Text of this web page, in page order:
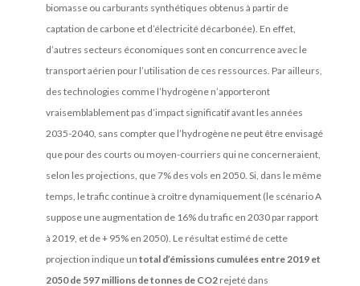
biomasse ou carburants synthétiques obtenus à partir de
captation de carbone et d’électricité décarbonée). En effet,
d’autres secteurs économiques sont en concurrence avec le
transport aérien pour l’utilisation de ces ressources. Par ailleurs,
des technologies comme l’hydrogène n’apporteront
vraisemblablement pas d’impact significatif avant les années
2035-2040, sans compter que l’hydrogène ne peut être envisagé
que pour des courts ou moyen-courriers qui ne concerneraient,
selon les projections, que 7% des vols en 2050. Si, dans le même
temps, le trafic continue à croître dynamiquement (le scénario A
suppose une augmentation de 16% du trafic en 2030 par rapport
à 2019, et de + 95% en 2050). Le résultat estimé de cette
projection indique un total d’émissions cumulées entre 2019 et
2050 de 597 millions de tonnes de CO2rejeté dans